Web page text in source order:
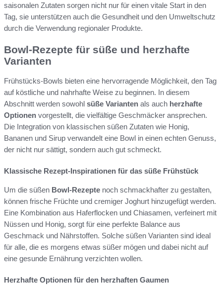
saisonalen Zutaten sorgen nicht nur für einen vitale Start in den
Tag, sie unterstützen auch die Gesundheit und den Umweltschutz
durch die Verwendung regionaler Produkte.
Bowl-Rezepte für süße und herzhafte
Varianten
Frühstücks-Bowls bieten eine hervorragende Möglichkeit, den Tag
auf köstliche und nahrhafte Weise zu beginnen. In diesem
Abschnitt werden sowohl süße Varianten als auch herzhafte
Optionen vorgestellt, die vielfältige Geschmäcker ansprechen.
Die Integration von klassischen süßen Zutaten wie Honig,
Bananen und Sirup verwandelt eine Bowl in einen echten Genuss,
der nicht nur sättigt, sondern auch gut schmeckt.
Klassische Rezept-Inspirationen für das süße Frühstück
Um die süßen Bowl-Rezepte noch schmackhafter zu gestalten,
können frische Früchte und cremiger Joghurt hinzugefügt werden.
Eine Kombination aus Haferflocken und Chiasamen, verfeinert mit
Nüssen und Honig, sorgt für eine perfekte Balance aus
Geschmack und Nährstoffen. Solche süßen Varianten sind ideal
für alle, die es morgens etwas süßer mögen und dabei nicht auf
eine gesunde Ernährung verzichten wollen.
Herzhafte Optionen für den herzhaften Gaumen